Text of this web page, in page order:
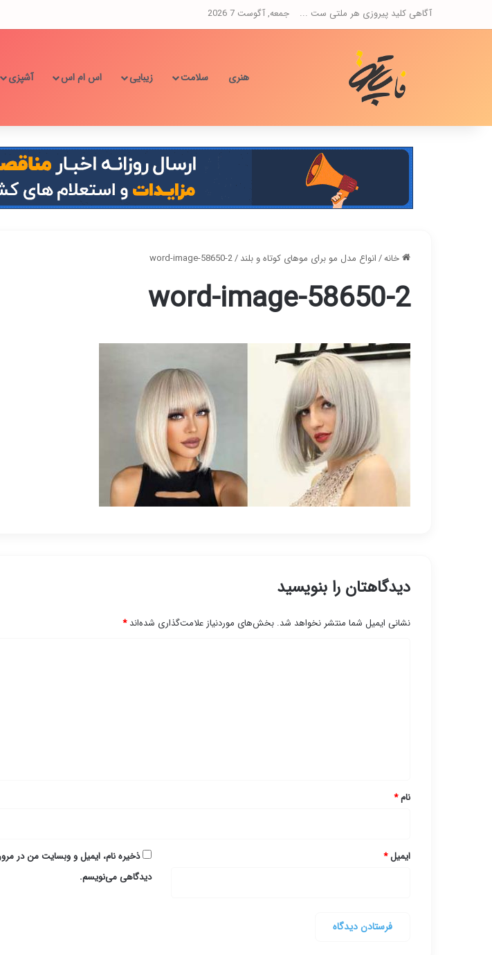
آگاهی کلید پیروزی هر ملتی ست ... جمعه, آگوست 7 2026
هنری سلامت زیبایی اس ام اس آشپزی
خانه/انواع مدل مو برای موهای کوتاه و بلند/
word-image-58650-2
word-image-58650-2
دیدگاهتان را بنویسید
نشانی ایمیل شما منتشر نخواهد شد. بخش‌های موردنیاز علامت‌گذاری شده‌اند*
نام*
ایمیل*
ذخیره نام، ایمیل و وبسایت من در
دیدگاهی می‌نویسم.